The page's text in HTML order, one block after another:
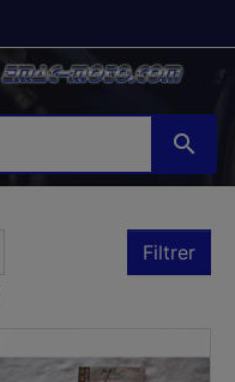

Filtrer